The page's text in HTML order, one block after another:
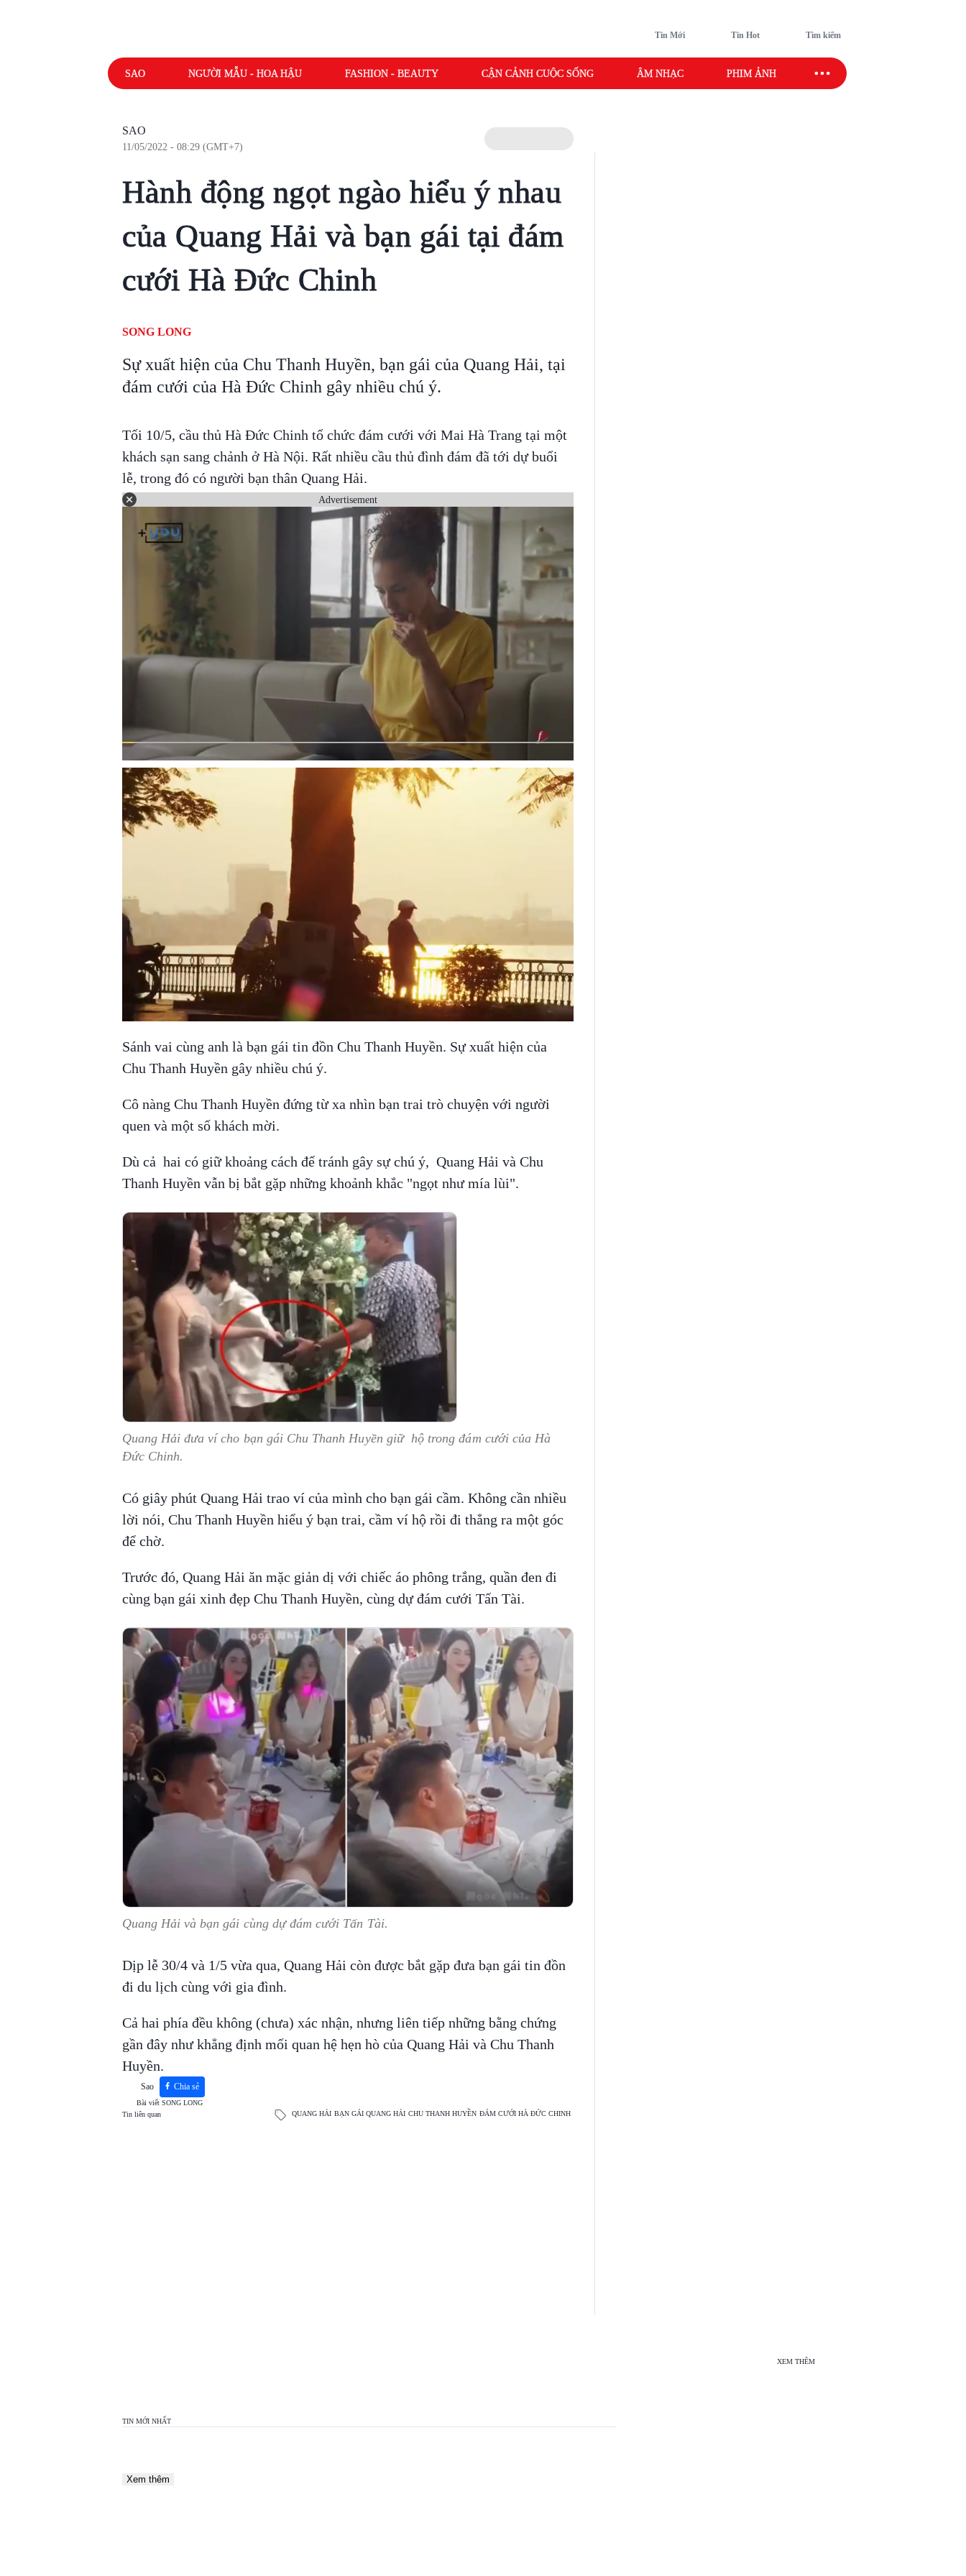
Tin Mới Tin Hot Tìm kiếm
SAO NGƯỜI MẪU - HOA HẬU FASHION - BEAUTY CẬN CẢNH CUỘC SỐNG ÂM NHẠC PHIM ẢNH SAO SPORT
SAO
11/05/2022 - 08:29 (GMT+7)
Hành động ngọt ngào hiểu ý nhau
của Quang Hải và bạn gái tại đám
cưới Hà Đức Chinh
SONG LONG
Sự xuất hiện của Chu Thanh Huyền, bạn gái của Quang Hải, tại
đám cưới của Hà Đức Chinh gây nhiều chú ý.
Tối 10/5, cầu thủ Hà Đức Chinh tổ chức đám cưới với Mai Hà Trang tại một
khách sạn sang chảnh ở Hà Nội. Rất nhiều cầu thủ đình đám đã tới dự buổi
lễ, trong đó có người bạn thân Quang Hải.
Advertisement
Sánh vai cùng anh là bạn gái tin đồn Chu Thanh Huyền. Sự xuất hiện của
Chu Thanh Huyền gây nhiều chú ý.
Cô nàng Chu Thanh Huyền đứng từ xa nhìn bạn trai trò chuyện với người
quen và một số khách mời.
Dù cả hai có giữ khoảng cách để tránh gây sự chú ý, Quang Hải và Chu
Thanh Huyền vẫn bị bắt gặp những khoảnh khắc "ngọt như mía lùi".
Quang Hải đưa ví cho bạn gái Chu Thanh Huyền giữ hộ trong đám cưới của Hà
Đức Chinh.
Có giây phút Quang Hải trao ví của mình cho bạn gái cầm. Không cần nhiều
lời nói, Chu Thanh Huyền hiểu ý bạn trai, cầm ví hộ rồi đi thẳng ra một góc
để chờ.
Trước đó, Quang Hải ăn mặc giản dị với chiếc áo phông trắng, quần đen đi
cùng bạn gái xinh đẹp Chu Thanh Huyền, cùng dự đám cưới Tấn Tài.
Quang Hải và bạn gái cùng dự đám cưới Tấn Tài.
Dịp lễ 30/4 và 1/5 vừa qua, Quang Hải còn được bắt gặp đưa bạn gái tin đồn
đi du lịch cùng với gia đình.
Cả hai phía đều không (chưa) xác nhận, nhưng liên tiếp những bằng chứng
gần đây như khẳng định mối quan hệ hẹn hò của Quang Hải và Chu Thanh
Huyền.
Sao Chia sẻ
Bài viết SONG LONG
Tin liên quan
QUANG HẢI BẠN GÁI QUANG HẢI CHU THANH HUYỀN ĐÁM CƯỚI HÀ ĐỨC CHINH
XEM THÊM
TIN MỚI NHẤT
Xem thêm